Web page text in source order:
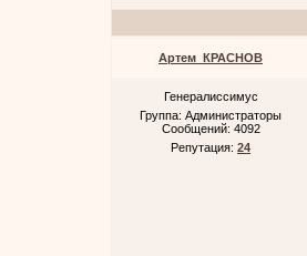
Артем_КРАСНОВ
Генералиссимус
Группа: Администраторы
Сообщений: 4092
Репутация: 24